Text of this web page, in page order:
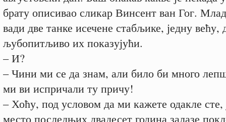
брату описивао сликар Винсент ван Гог.
вади две танке исечене стабљике, једну
љубопитљиво их показујући.
– И?
– Чини ми се да знам, али било би много
ми ви испричали ту причу!
– Хоћу, под условом да ми кажете одакле сте,
место последњих двадесет година залазе